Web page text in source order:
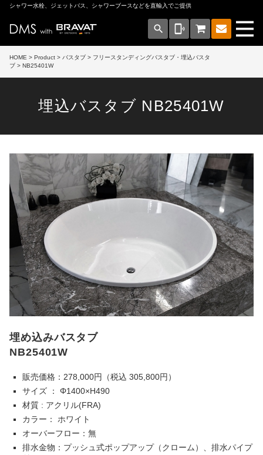
シャワー水栓、ジェットバス、シャワーブースなどを直輸入でご提供
search phonelink_ring
HOME > Product > バスタブ > フリースタンディングバスタブ・埋込バスタ
ブ > NB25401W
埋込バスタブ NB25401W
埋め込みバスタブ
NB25401W
販売価格：278,000円（税込 305,800円）
サイズ ： Φ1400×H490
材質 : アクリル(FRA)
カラー： ホワイト
オーバーフロー：無
排水金物：プッシュ式ポップアップ（クローム）、排水パイプ